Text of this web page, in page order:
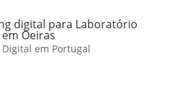
digital para Laboratório
Oeiras
em Portugal